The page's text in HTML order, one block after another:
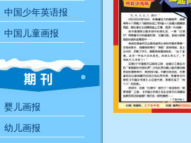
中国少年英语报
中国儿童画报
婴儿画报
幼儿画报